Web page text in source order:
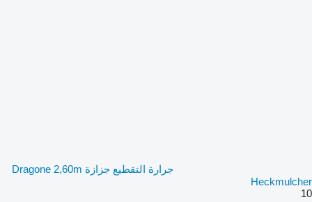
جرارة التقطيع جزازة Dragone 2,60m
Heckmulcher
10